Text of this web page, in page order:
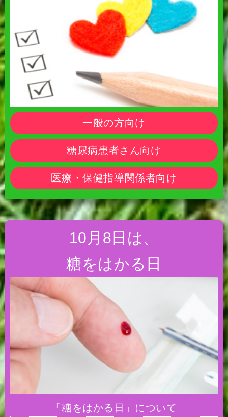
一般の方向け
糖尿病患者さん向け
医療・保健指導関係者向け
10月8日は、
糖をはかる日
「糖をはかる日」について